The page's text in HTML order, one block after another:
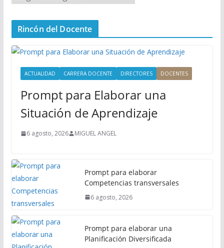
e
n
P
Rincón del Docente
ACTUALIDAD CARRERA DOCENTE DIRECTORES DOCENTES
Prompt para Elaborar una
Situación de Aprendizaje
6 agosto, 2026 MIGUEL ANGEL
Prompt para elaborar
Competencias transversales
6 agosto, 2026
Prompt para elaborar una
Planificación Diversificada